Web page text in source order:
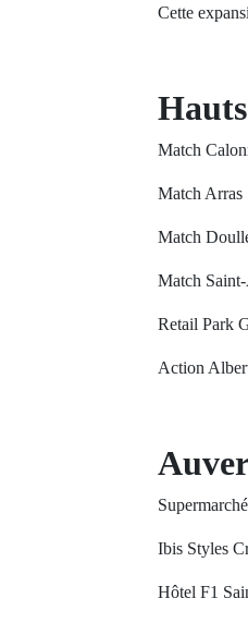
Cette
Match
Match Arras
Match
Match
Retail Park
Action
Ibis Styles
Hôtel F1